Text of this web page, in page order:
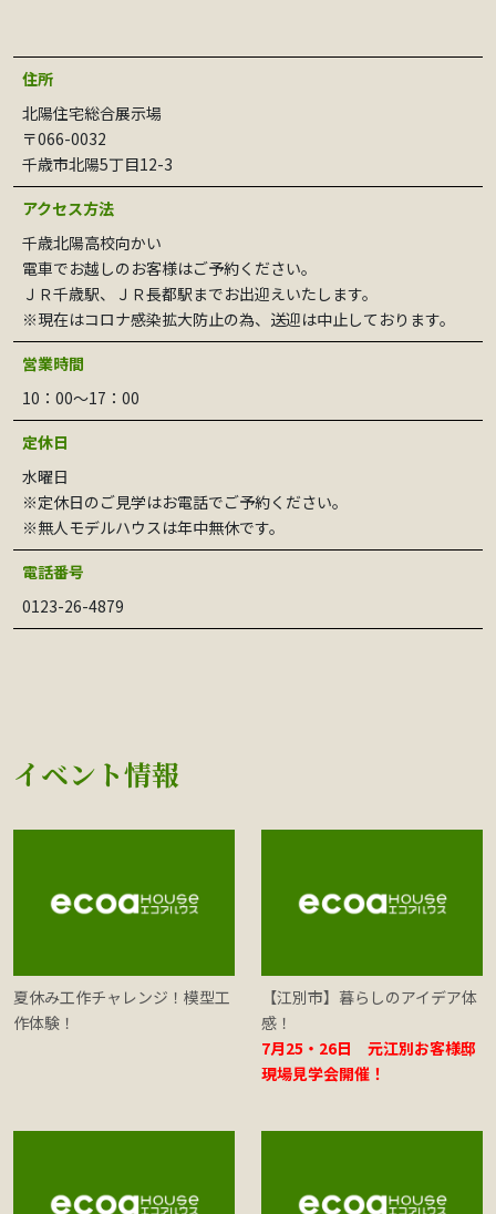
住所
北陽住宅総合展示場
〒066-0032
千歳市北陽5丁目12-3
アクセス方法
千歳北陽高校向かい
電車でお越しのお客様はご予約ください。
ＪＲ千歳駅、ＪＲ長都駅までお出迎えいたします。
※現在はコロナ感染拡大防止の為、送迎は中止しております。
営業時間
10：00～17：00
定休日
水曜日
※定休日のご見学はお電話でご予約ください。
※無人モデルハウスは年中無休です。
電話番号
0123-26-4879
イベント情報
夏休み工作チャレンジ！模型工
作体験！
【江別市】暮らしのアイデア体
感！
7月25・26日 元江別お客様邸
現場見学会開催！